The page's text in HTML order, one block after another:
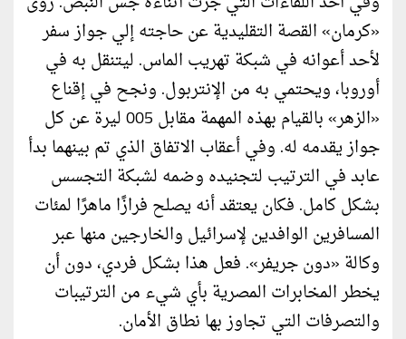
«كرمان» القصة التقليدية عن حاجته إلي جواز سفر
لأحد أعوانه في شبكة تهريب الماس. ليتنقل به في
أوروبا، ويحتمي به من الإنتربول. ونجح في إقناع
«الزهر» بالقيام بهذه المهمة مقابل 005 ليرة عن كل
جواز يقدمه له. وفي أعقاب الاتفاق الذي تم بينهما بدأ
عابد في الترتيب لتجنيده وضمه لشبكة التجسس
بشكل كامل. فكان يعتقد أنه يصلح فرازًا ماهرًا لمئات
المسافرين الوافدين لإسرائيل والخارجين منها عبر
وكالة «دون جريفر». فعل هذا بشكل فردي، دون أن
يخطر المخابرات المصرية بأي شيء من الترتيبات
والتصرفات التي تجاوز بها نطاق الأمان.